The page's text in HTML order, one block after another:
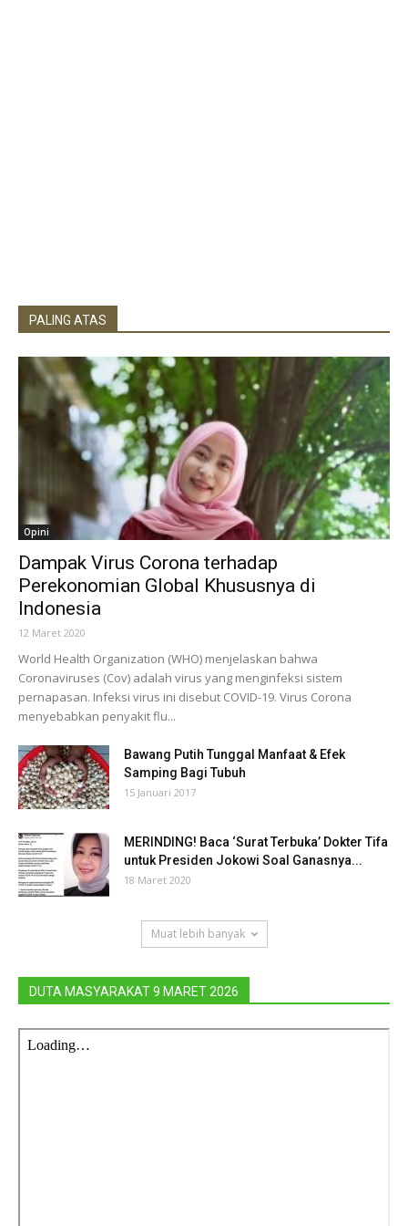
PALING ATAS
Opini
Dampak Virus Corona terhadap
Perekonomian Global Khususnya di
Indonesia
12 Maret 2020
World Health Organization (WHO) menjelaskan bahwa
Coronaviruses (Cov) adalah virus yang menginfeksi sistem
pernapasan. Infeksi virus ini disebut COVID-19. Virus Corona
menyebabkan penyakit flu...
Bawang Putih Tunggal Manfaat & Efek
Samping Bagi Tubuh
15 Januari 2017
MERINDING! Baca ‘Surat Terbuka’ Dokter Tifa
untuk Presiden Jokowi Soal Ganasnya...
18 Maret 2020
Muat lebih banyak
DUTA MASYARAKAT 9 MARET 2026